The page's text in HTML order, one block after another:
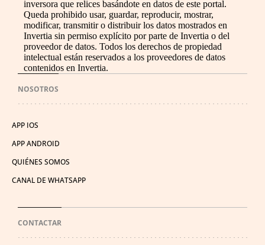
inversora que relices basándote en datos de este portal.
Queda prohibido usar, guardar, reproducir, mostrar,
modificar, transmitir o distribuir los datos mostrados en
Invertia sin permiso explícito por parte de Invertia o del
proveedor de datos. Todos los derechos de propiedad
intelectual están reservados a los proveedores de datos
contenidos en Invertia.
NOSOTROS
APP IOS
APP ANDROID
QUIÉNES SOMOS
CANAL DE WHATSAPP
CONTACTAR